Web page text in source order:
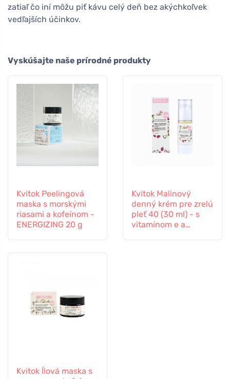
zatiaľ čo iní môžu piť kávu celý deň bez akýchkoľvek
vedľajších účinkov.
Vyskúšajte naše prírodné produkty
Kvitok Peelingová
maska s morskými
riasami a kofeínom -
ENERGIZING 20 g
Kvitok Malinový
denný krém pre zrelú
pleť 40 (30 ml) - s
vitamínom e a
Kvitok Ílová maska s